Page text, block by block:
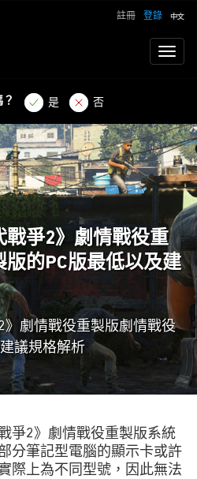
登錄
註冊
是 否
戰爭2》劇情戰役重
的PC版最低以及建
劇情戰役重製版劇情戰役
議規格解析
爭2》劇情戰役重製版系統
分筆記型電腦的顯示卡或許
際上為不同型號，因此無法